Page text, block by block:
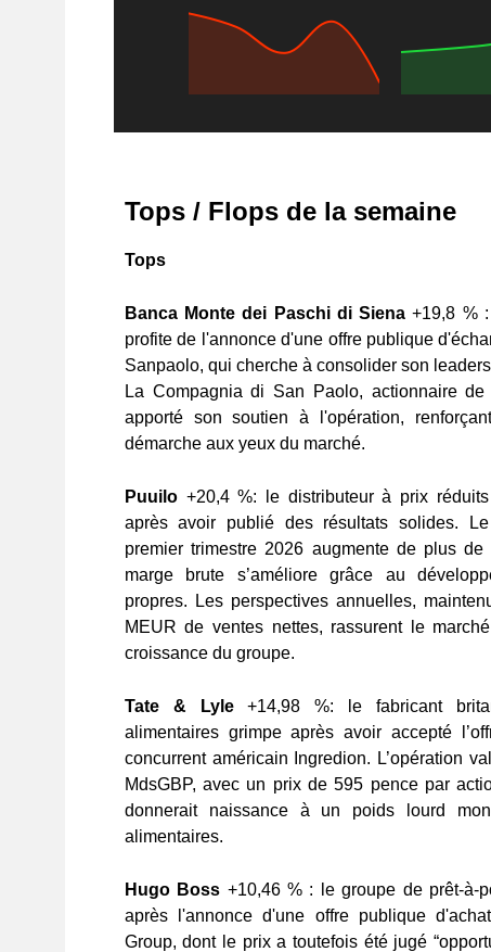
Tops / Flops de la semaine
Tops
Banca Monte dei Paschi di Siena +19,8 %
profite de l'annonce d'une offre publique
Sanpaolo, qui cherche à consolider son
La Compagnia di San Paolo, actionnaire de
apporté son soutien à l'opération,
démarche aux yeux du marché.
Puuilo +20,4 %: le distributeur à prix
après avoir publié des résultats solides. Le
premier trimestre 2026 augmente de plus
marge brute s’améliore grâce au
propres. Les perspectives annuelles,
MEUR de ventes nettes, rassurent le
croissance du groupe.
Tate & Lyle+14,98 %: le fabricant
alimentaires grimpe après avoir accepté
concurrent américain Ingredion. L’opération
MdsGBP, avec un prix de 595 pence par
donnerait naissance à un poids lourd
alimentaires.
Hugo Boss +10,46 % : le groupe de prêt-à-
après l'annonce d'une offre publique
Group, dont le prix a toutefois été jugé